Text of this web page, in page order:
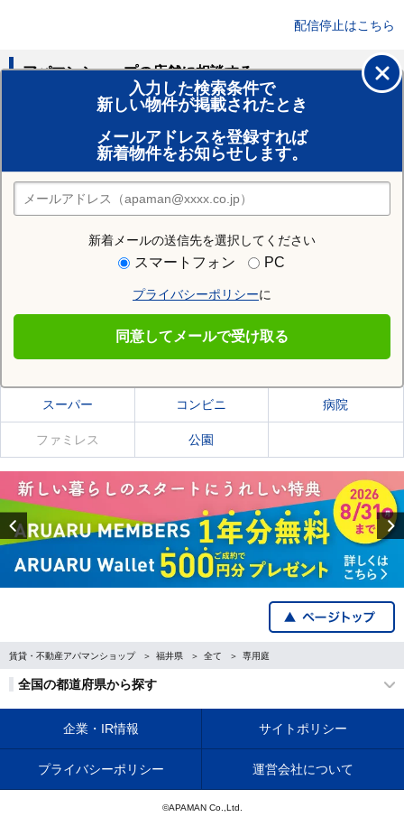
配信停止はこちら
入力した検索条件で
新しい物件が掲載されたとき
メールアドレスを登録すれば
新着物件をお知らせします。
新着メールの送信先を選択してください
スマートフォン PC
プライバシーポリシーに
同意してメールで受け取る
アパマンショップの店舗に相談する
賃貸のプロがお部屋探し！
おまかせ物件リクエスト
住みたい街の店舗を探す
店舗検索
住む街研究所で三方上中郡若狭町の情報を見る
三方上中郡若狭町の施設一覧
スーパー コンビニ 病院
ファミレス 公園
Previous
賃貸・不動産アパマンショップ 福井県 全て 専用庭
全国の都道府県から探す
企業・IR情報 サイトポリシー
プライバシーポリシー 運営会社について
©APAMAN Co.,Ltd.